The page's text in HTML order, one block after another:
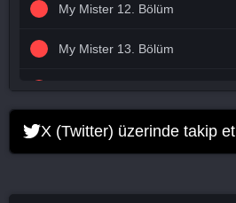
My Mister 12. Bölüm
My Mister 13. Bölüm
My Mister 15. Bölüm
X (Twitter) üzerinde takip et